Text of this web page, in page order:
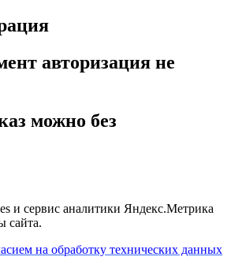
авторизация не
можно без
и сервис аналитики Яндекс.Метрика
сайта.
на обработку технических данных